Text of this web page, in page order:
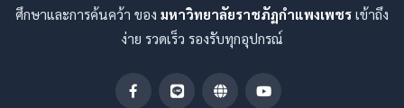
ศึกษาและการค้นคว้า ของ มหาวิทยาลัยราชภัฏกำแพงเพชร เข้าถึง
ง่าย รวดเร็ว รองรับทุกอุปกรณ์